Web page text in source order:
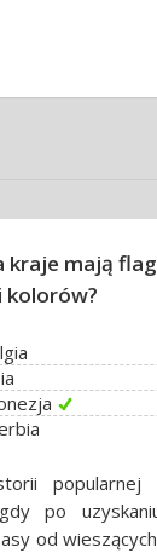
kraje mają
kolorów?
po
od